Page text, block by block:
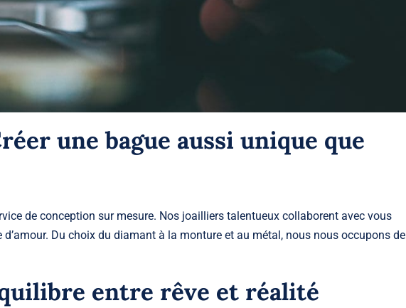
une bague aussi unique que
de conception sur mesure. Nos joailliers talentueux collaborent avec vous
Du choix du diamant à la monture et au métal, nous nous occupons de
entre rêve et réalité